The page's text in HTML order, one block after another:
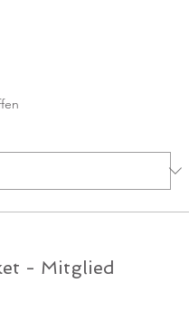
- Mitglied